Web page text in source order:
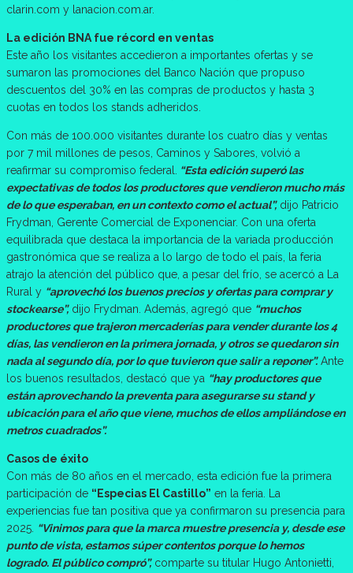
clarin.com y lanacion.com.ar.
La edición BNA fue récord en ventas
Este año los visitantes accedieron a importantes ofertas y se
sumaron las promociones del Banco Nación que propuso
descuentos del 30% en las compras de productos y hasta 3
cuotas en todos los stands adheridos.
Con más de 100.000 visitantes durante los cuatro días y ventas
por 7 mil millones de pesos, Caminos y Sabores, volvió a
reafirmar su compromiso federal. “Esta edición superó las
expectativas de todos los productores que vendieron mucho más
de lo que esperaban, en un contexto como el actual”,dijo Patricio
Frydman, Gerente Comercial de Exponenciar. Con una oferta
equilibrada que destaca la importancia de la variada producción
gastronómica que se realiza a lo largo de todo el país, la feria
atrajo la atención del público que, a pesar del frío, se acercó a La
Rural y “aprovechó los buenos precios y ofertas para comprar y
stockearse”,dijo Frydman. Además, agregó que “muchos
productores que trajeron mercaderías para vender durante los 4
días, las vendieron en la primera jornada, y otros se quedaron sin
nada al segundo día, por lo que tuvieron que salir a reponer”.Ante
los buenos resultados, destacó que ya “hay productores que
están aprovechando la preventa para asegurarse su stand y
ubicación para el año que viene, muchos de ellos ampliándose en
metros cuadrados”.
Casos de éxito
Con más de 80 años en el mercado, esta edición fue la primera
participación de “Especias El Castillo” en la feria. La
experiencias fue tan positiva que ya confirmaron su presencia para
2025. “Vinimos para que la marca muestre presencia y, desde ese
punto de vista, estamos súper contentos porque lo hemos
logrado. El público compró”,comparte su titular Hugo Antonietti,